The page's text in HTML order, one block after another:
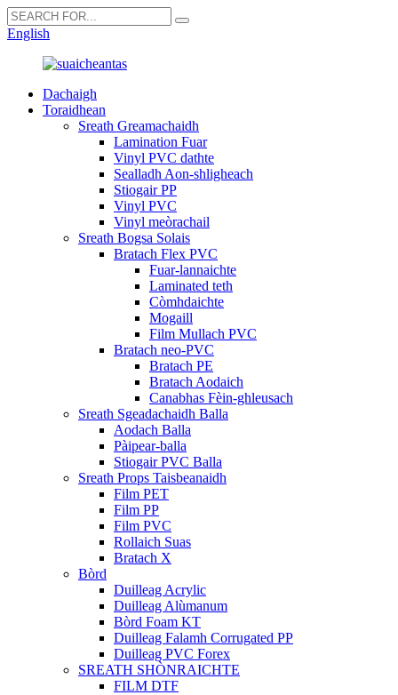
English
Dachaigh
Toraidhean
Sreath Greamachaidh
Lamination Fuar
Vinyl PVC dathte
Sealladh Aon-shligheach
Stiogair PP
Vinyl PVC
Vinyl meòrachail
Sreath Bogsa Solais
Bratach Flex PVC
Fuar-lannaichte
Laminated teth
Còmhdaichte
Mogaill
Film Mullach PVC
Bratach neo-PVC
Bratach PE
Bratach Aodaich
Canabhas Fèin-ghleusach
Sreath Sgeadachaidh Balla
Aodach Balla
Pàipear-balla
Stiogair PVC Balla
Sreath Props Taisbeanaidh
Film PET
Film PP
Film PVC
Rollaich Suas
Bratach X
Bòrd
Duilleag Acrylic
Duilleag Alùmanum
Bòrd Foam KT
Duilleag Falamh Corrugated PP
Duilleag PVC Forex
SREATH SHÒNRAICHTE
FILM DTF